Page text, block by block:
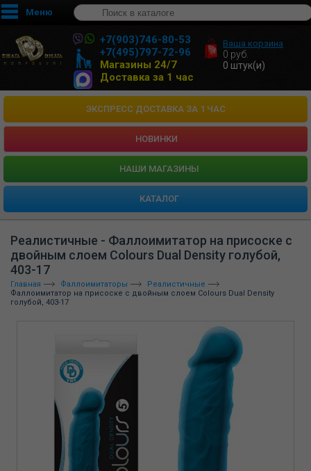
Меню
+7(903)746-80-53
+7(495)797-72-96
Магазины 24/7
Доставка за 1 час
Ваша корзина
0 руб.
0 штук(и)
ЭКСПРЕСС ДОСТАВКА ЗА 1 ЧАС
НОВИНКИ
HАШИ МАГАЗИНЫ
КАТАЛОГ
Реалистичные - Фаллоимитатор на присоске с
двойным слоем Colours Dual Density голубой,
403-17
Главная Фаллоимитаторы
Реалистичные
Фаллоимитатор на присоске с двойным слоем Colours Dual Density
голубой, 403-17